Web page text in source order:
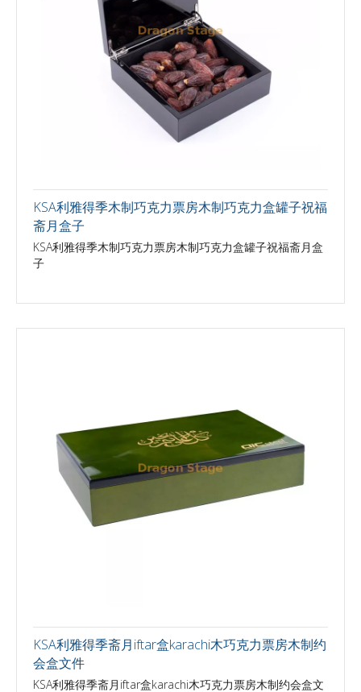
KSA利雅得季木制巧克力票房木制巧克力盒罐子祝福
斋月盒子
KSA利雅得季木制巧克力票房木制巧克力盒罐子祝福斋月盒
子
KSA利雅得季斋月iftar盒karachi木巧克力票房木制约
会盒文件
KSA利雅得季斋月iftar盒karachi木巧克力票房木制约会盒文